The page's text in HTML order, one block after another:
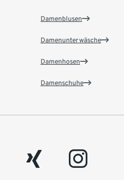
Damenblusen
Damenunterwäsche
Damenhosen
Damenschuhe
xing instagram